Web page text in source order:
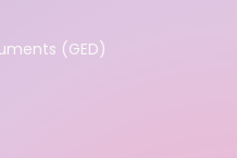
(GED)